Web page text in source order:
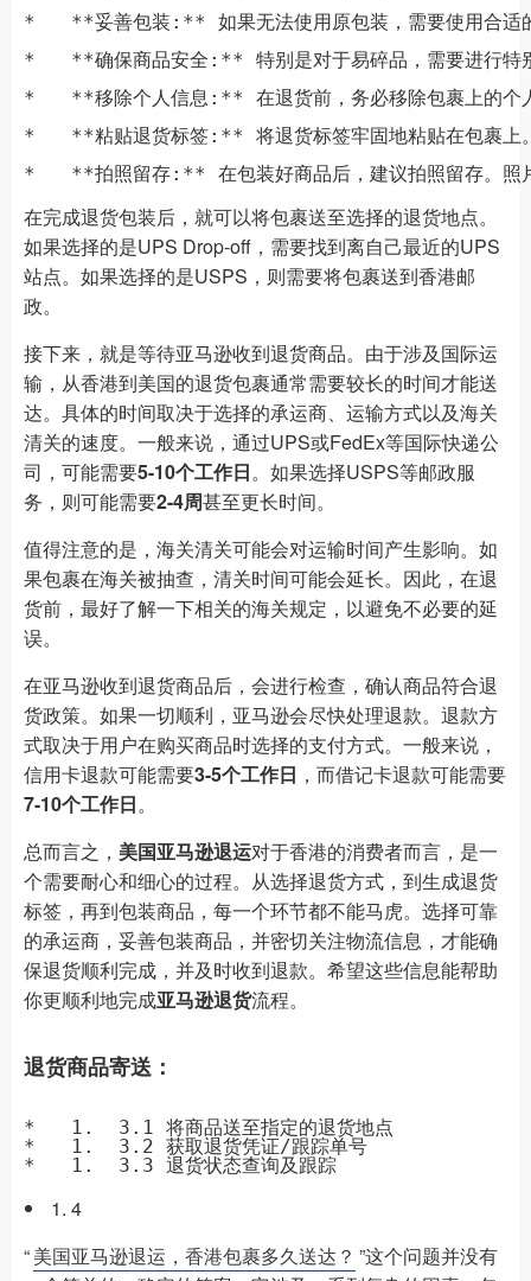
*   **妥善包装:** 如果无法使用原包装，需要使用合适的
*   **确保商品安全:** 特别是对于易碎品，需要进行特别
*   **移除个人信息:** 在退货前，务必移除包裹上的个人
*   **粘贴退货标签:** 将退货标签牢固地粘贴在包裹上。
在完成退货包装后，就可以将包裹送至选择的退货地点。
如果选择的是UPS Drop-off，需要找到离自己最近的UPS
站点。如果选择的是USPS，则需要将包裹送到香港邮
政。
接下来，就是等待亚马逊收到退货商品。由于涉及国际运
输，从香港到美国的退货包裹通常需要较长的时间才能送
达。具体的时间取决于选择的承运商、运输方式以及海关
清关的速度。一般来说，通过UPS或FedEx等国际快递公
司，可能需要5-10个工作日。如果选择USPS等邮政服
务，则可能需要2-4周甚至更长时间。
值得注意的是，海关清关可能会对运输时间产生影响。如
果包裹在海关被抽查，清关时间可能会延长。因此，在退
货前，最好了解一下相关的海关规定，以避免不必要的延
误。
在亚马逊收到退货商品后，会进行检查，确认商品符合退
货政策。如果一切顺利，亚马逊会尽快处理退款。退款方
式取决于用户在购买商品时选择的支付方式。一般来说，
信用卡退款可能需要3-5个工作日 ，而借记卡退款可能需要
7-10个工作日。
总而言之， 美国亚马逊退运对于香港的消费者而言，是一
个需要耐心和细心的过程。从选择退货方式，到生成退货
标签，再到包装商品，每一个环节都不能马虎。选择可靠
的承运商，妥善包装商品，并密切关注物流信息，才能确
保退货顺利完成，并及时收到退款。希望这些信息能帮助
你更顺利地完成亚马逊退货流程。
退货商品寄送：
*   1.  3.1 将商品送至指定的退货地点
*   1.  3.2 获取退货凭证/跟踪单号
4
“美国亚马逊退运，香港包裹多久送达？ ”这个问题并没有